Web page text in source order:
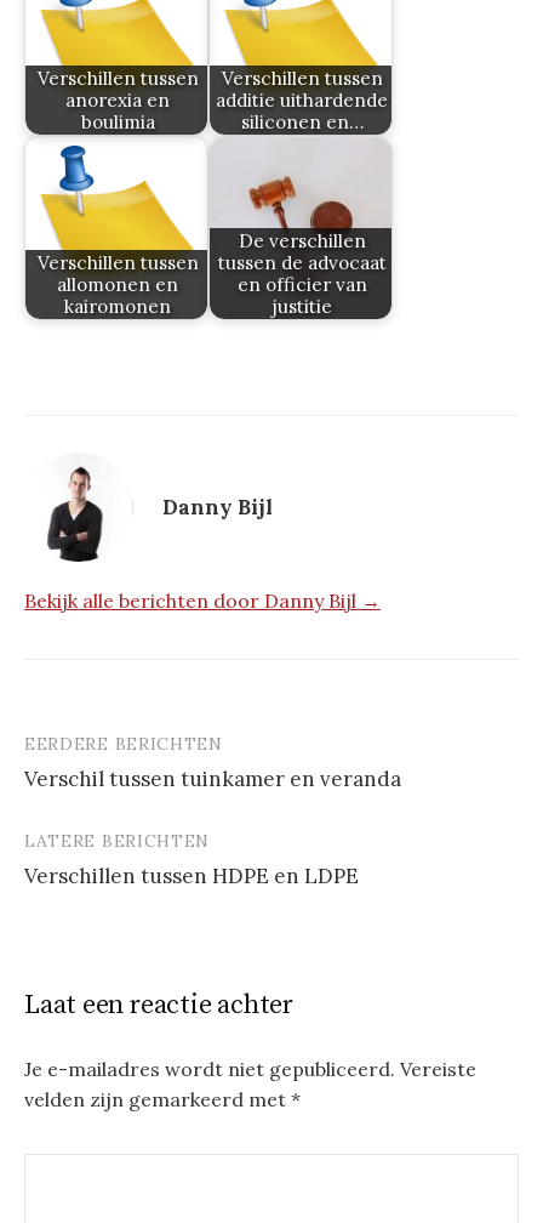
Verschillen tussen
anorexia en
boulimia
Verschillen tussen
additie uithardende
siliconen en…
Verschillen tussen
allomonen en
kairomonen
De verschillen
tussen de advocaat
en officier van
justitie
Danny Bijl
Bekijk alle berichten door Danny Bijl →
Berichtnavigatie
EERDERE BERICHTEN
Verschil tussen tuinkamer en veranda
LATERE BERICHTEN
Verschillen tussen HDPE en LDPE
Laat een reactie achter
Je e-mailadres wordt niet gepubliceerd. Vereiste
velden zijn gemarkeerd met *